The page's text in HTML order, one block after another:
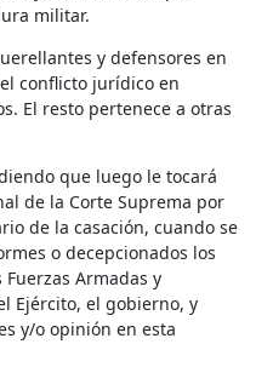
militar.
y defensores en
conflicto jurídico en
El resto pertenece a otras
que luego le tocará
de la Corte Suprema por
de la casación, cuando se
o decepcionados los
Armadas y
Ejército, el gobierno, y
y/o opinión en esta